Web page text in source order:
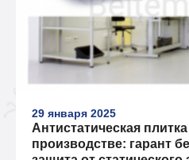
29 января 2025
Антистатическая
производстве: гарант